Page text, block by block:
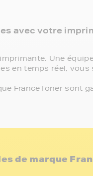
avec votre
Une
en temps réel, vous
FranceToner sont
de marque